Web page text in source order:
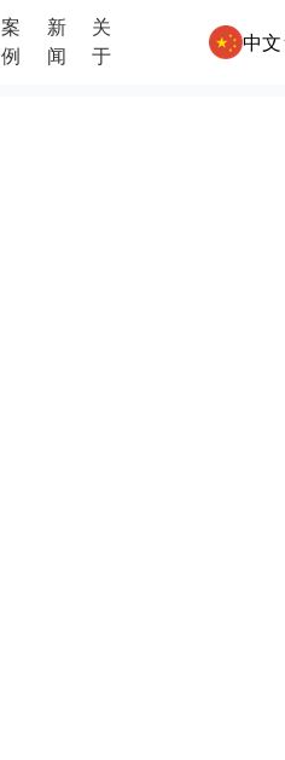
案
例
新
闻
关
于
中文